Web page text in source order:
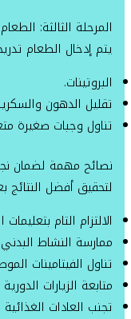
المرحلة الثالثة:
يتم إدخال الطعام
البروتينات.
تقليل الدهون
تناول وجبات صغيرة
نصائح مهمة لضمان
لتحقيق أفضل النتائج
الالتزام التام
ممارسة النشاط
تناول الفيتامينات
متابعة الزيارات
تجنب العادات